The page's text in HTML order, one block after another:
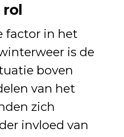
factor in het
is de
boven
van het
zich
invloed van